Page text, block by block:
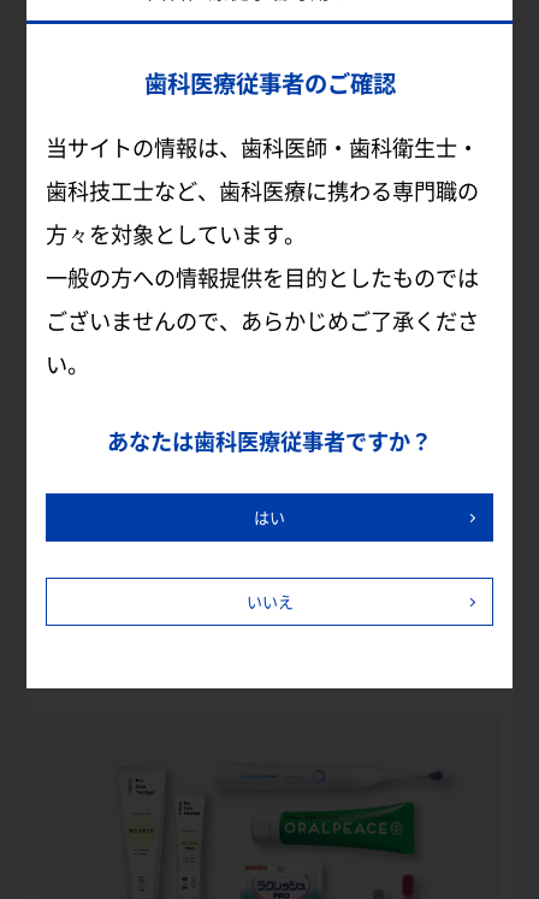
【セミナー概要】
■所要時間：約30～60分（内容やご要望
に応じて調整可能）
■受講可能時間：9:00～17:00
■参加費：無料
※本セミナーに使用する器材を事前に配送
します。
▼ web体感セミナーの詳細・お申込みはこ
web体感セミナーお申込み
歯科医療従事者のご確認
当サイトの情報は、歯科医師・歯科衛生士・
歯科技工士など、歯科医療に携わる専門職の
方々を対象としています。
一般の方への情報提供を目的としたものでは
ございませんので、あらかじめご了承くださ
い。
あなたは歯科医療従事者ですか？
はい
いいえ